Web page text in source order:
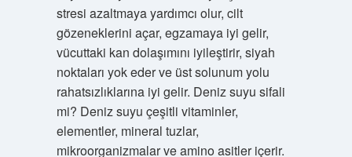
stresi azaltmaya yardımcı olur, cilt
gözeneklerini açar, egzamaya iyi gelir,
vücuttaki kan dolaşımını iyileştirir, siyah
noktaları yok eder ve üst solunum yolu
rahatsızlıklarına iyi gelir. Deniz suyu sifali
mi? Deniz suyu çeşitli vitaminler,
elementler, mineral tuzlar,
mikroorganizmalar ve amino asitler içerir.